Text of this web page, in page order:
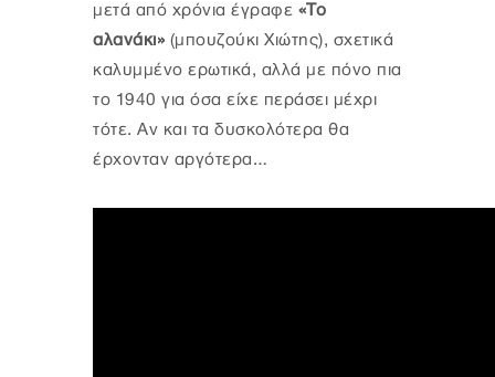
μετά από χρόνια έγραφε «Το
αλανάκι» (μπουζούκι Χιώτης), σχετικά
καλυμμένο ερωτικά, αλλά με πόνο πια
το 1940 για όσα είχε περάσει μέχρι
τότε. Αν και τα δυσκολότερα θα
έρχονταν αργότερα…